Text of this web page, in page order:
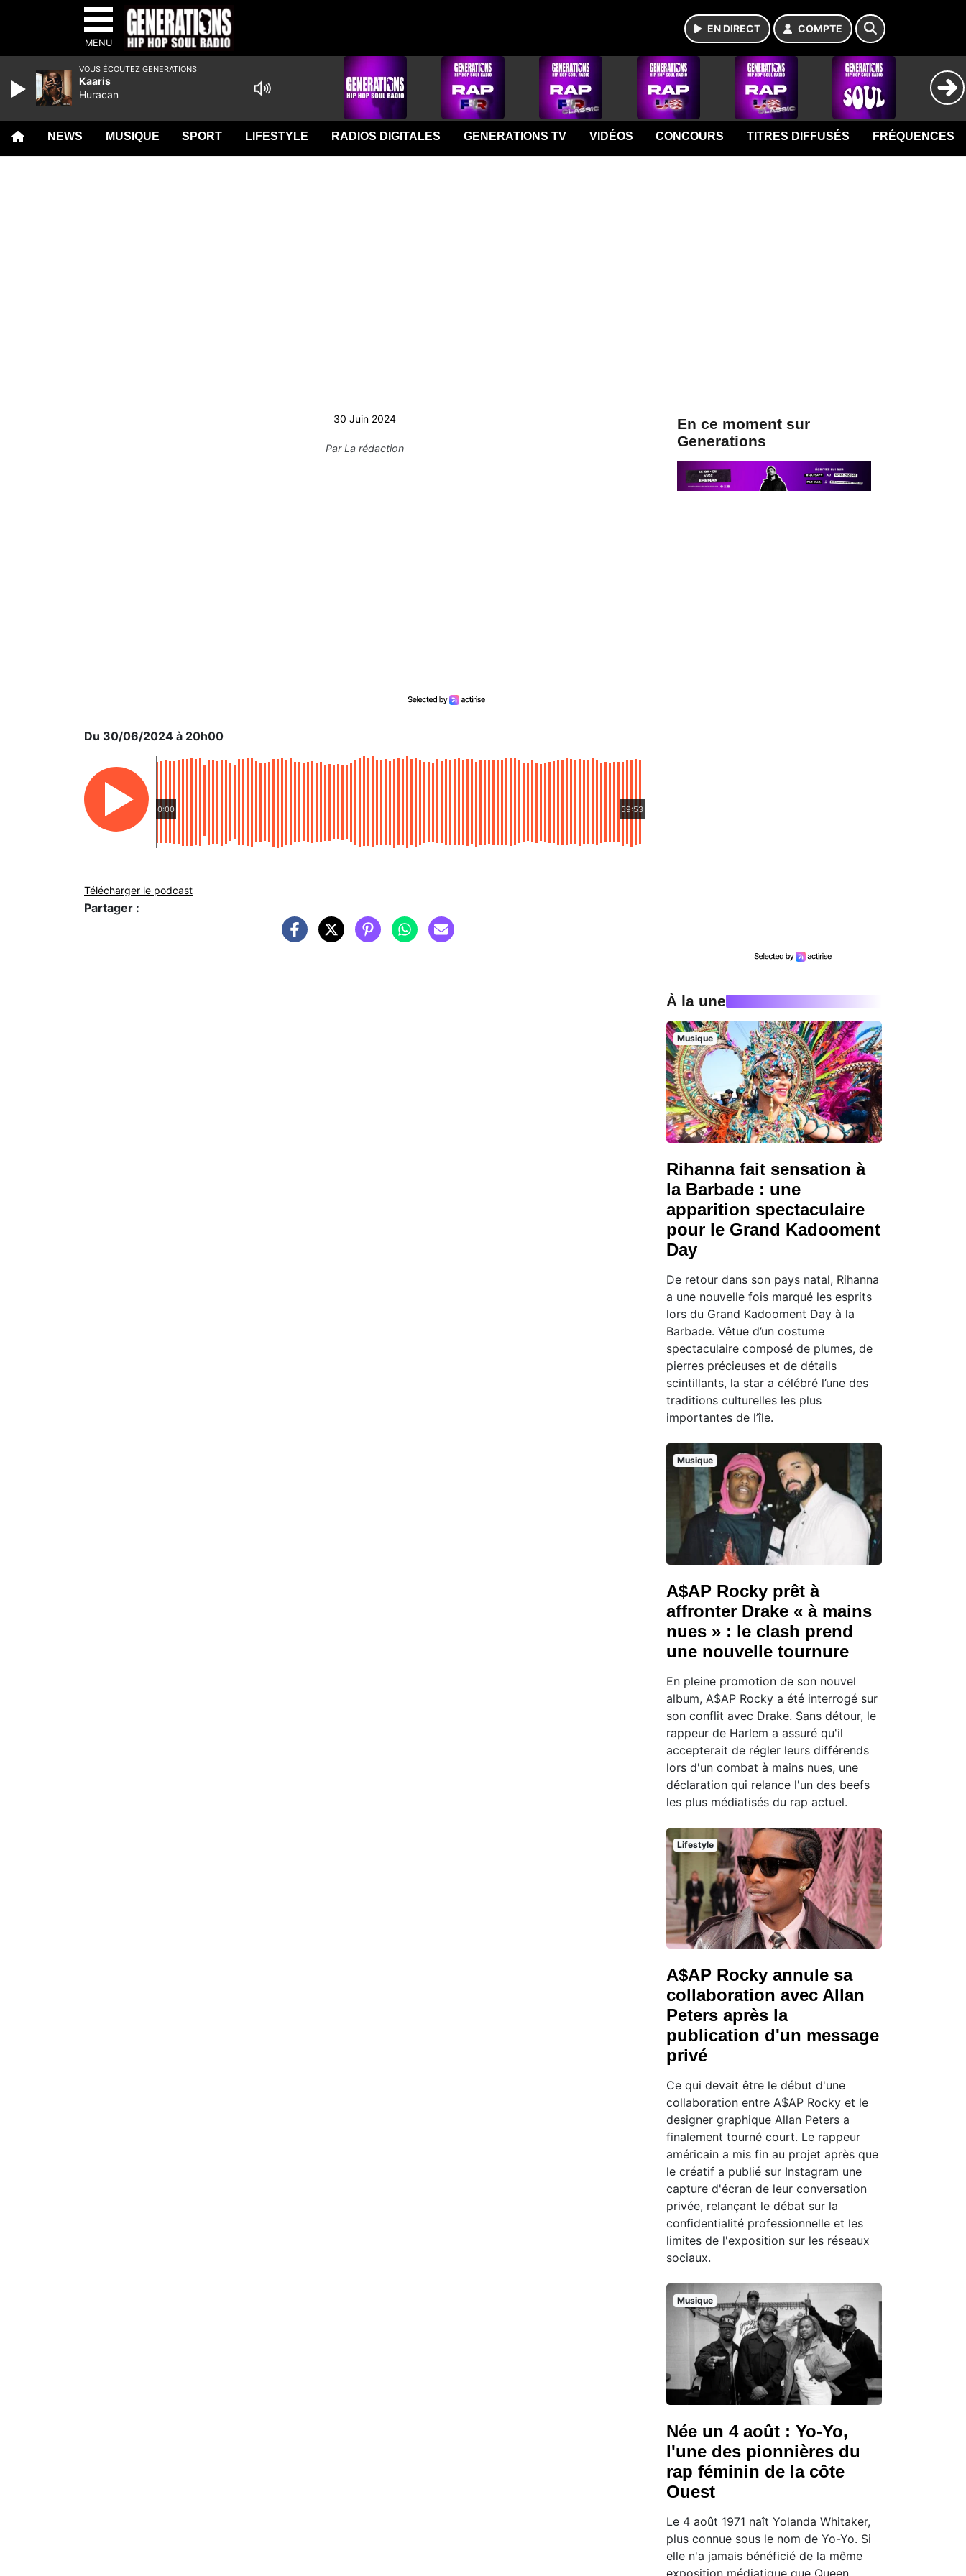
MENU
EN DIRECT COMPTE
NEWS MUSIQUE SPORT LIFESTYLE RADIOS DIGITALES GENERATIONS TV VIDÉOS CONCOURS TITRES DIFFUSÉS FRÉQUENCES
30 Juin 2024
ParLa rédaction
Du 30/06/2024 à 20h00
0:00 59:53
Télécharger le podcast
Partager :
En ce moment sur
Generations
À la une
Musique
Rihanna fait sensation à
la Barbade : une
apparition spectaculaire
pour le Grand Kadooment
Day
De retour dans son pays natal, Rihanna
a une nouvelle fois marqué les esprits
lors du Grand Kadooment Day à la
Barbade. Vêtue d’un costume
spectaculaire composé de plumes, de
pierres précieuses et de détails
scintillants, la star a célébré l’une des
traditions culturelles les plus
importantes de l’île.
Musique
A$AP Rocky prêt à
affronter Drake « à mains
nues » : le clash prend
une nouvelle tournure
En pleine promotion de son nouvel
album, A$AP Rocky a été interrogé sur
son conflit avec Drake. Sans détour, le
rappeur de Harlem a assuré qu'il
accepterait de régler leurs différends
lors d'un combat à mains nues, une
déclaration qui relance l'un des beefs
les plus médiatisés du rap actuel.
Lifestyle
A$AP Rocky annule sa
collaboration avec Allan
Peters après la
publication d'un message
privé
Ce qui devait être le début d'une
collaboration entre A$AP Rocky et le
designer graphique Allan Peters a
finalement tourné court. Le rappeur
américain a mis fin au projet après que
le créatif a publié sur Instagram une
capture d'écran de leur conversation
privée, relançant le débat sur la
confidentialité professionnelle et les
limites de l'exposition sur les réseaux
sociaux.
Musique
Née un 4 août : Yo-Yo,
l'une des pionnières du
rap féminin de la côte
Ouest
Le 4 août 1971 naît Yolanda Whitaker,
plus connue sous le nom de Yo-Yo. Si
elle n'a jamais bénéficié de la même
exposition médiatique que Queen
VOUS ÉCOUTEZ GENERATIONS
Kaaris
Huracan